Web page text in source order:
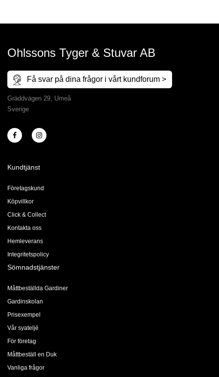
Ohlssons Tyger & Stuvar AB
Få svar på dina frågor i vårt kundforum >
Gräddvägen 29, Umeå
Sverige
Kundtjänst
Företagskund
Köpvillkor
Click & Collect
Kontakta oss
Hemleverans
Integritetspolicy
Sömnadstjänster
Måttbeställda Gardiner
Gardinskolan
Prisexempel
Vår syateljé
För företag
Måttbeställ en Duk
Vanliga frågor